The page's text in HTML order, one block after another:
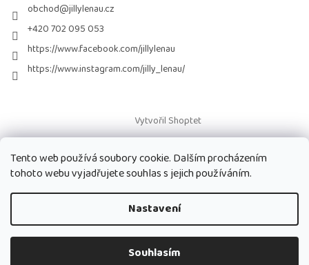
Tento web používá soubory cookie. Dalším procházením
tohoto webu vyjadřujete souhlas s jejich používáním.
Nastavení
Souhlasím
obchod@jillylenau.cz
+420 702 095 053
https://www.facebook.com/jillylenau
https://www.instagram.com/jilly_lenau/
Vytvořil Shoptet
Copyright 2026Paruky Jilly Lenau s.r.o.. Všechna práva vyhrazena.